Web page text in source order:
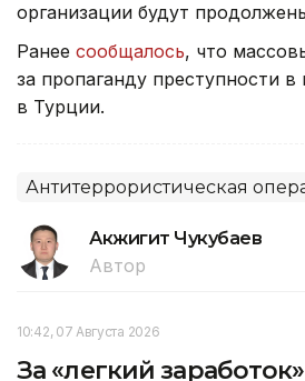
организации будут
Ранее сообщалось, что
за пропаганду преступности
в Турции.
Антитеррористическая
Акжигит Чукубаев
Автор
10:42, 07 Августа 2026
За «легкий